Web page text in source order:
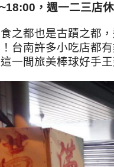
，週一二三店休
之都也是古蹟之都
台南許多小吃店都
一間旅美棒球好手王